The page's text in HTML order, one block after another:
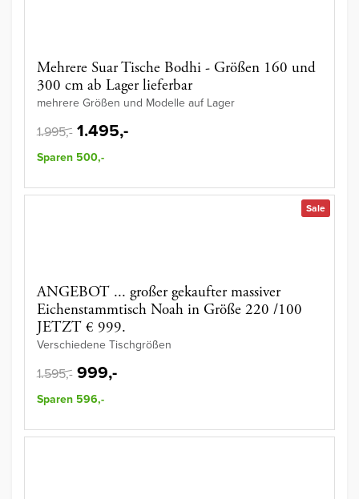
Mehrere Suar Tische Bodhi - Größen 160 und
300 cm ab Lager lieferbar
mehrere Größen und Modelle auf Lager
1.995,- 1.495,-
Sparen 500,-
Sale
ANGEBOT ... großer gekaufter massiver
Eichenstammtisch Noah in Größe 220 /100
JETZT € 999.
Verschiedene Tischgrößen
1.595,- 999,-
Sparen 596,-